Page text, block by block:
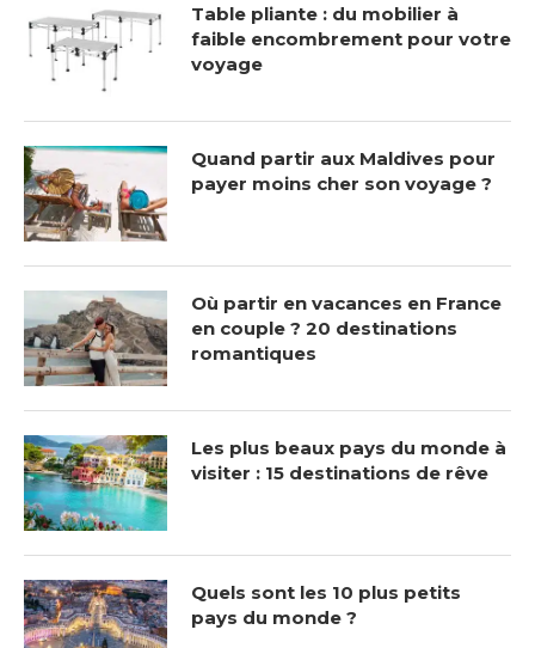
Table pliante : du mobilier à
faible encombrement pour votre
voyage
Quand partir aux Maldives pour
payer moins cher son voyage ?
Où partir en vacances en France
en couple ? 20 destinations
romantiques
Les plus beaux pays du monde à
visiter : 15 destinations de rêve
Quels sont les 10 plus petits
pays du monde ?